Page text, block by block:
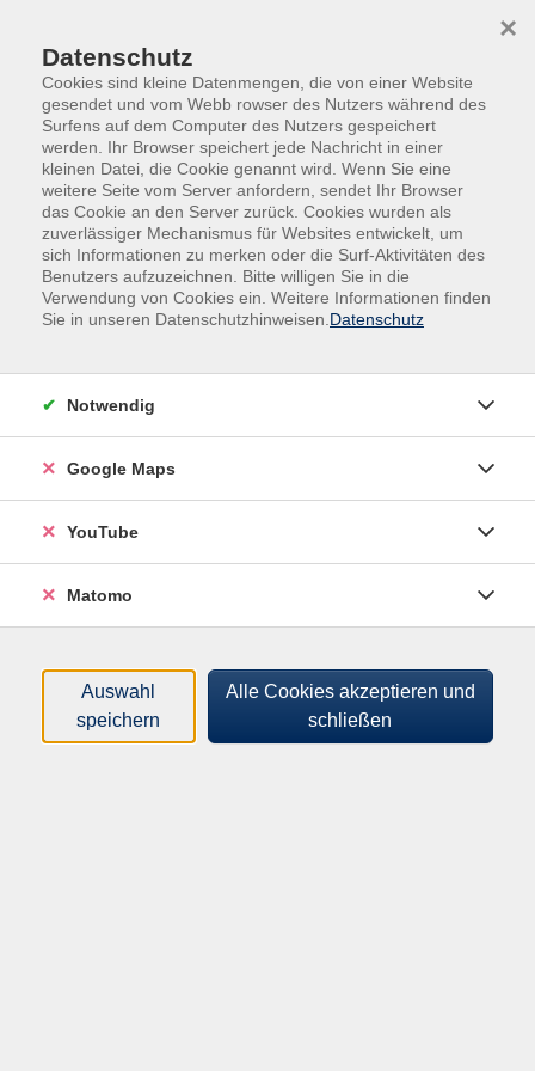
Kurseinladung künftig per E-Mail
Die Einladungen zu unseren Veranstaltungen
erhalten Sie künftig nicht mehr mit der Post,
sondern bequem und schnell per E-Mail. Somit
schonen wir nicht nur wertvolle Ressourcen und
leisten einen Beitrag zum Klimaschutz, sondern
erreichen Sie noch schneller als bisher!
Bitte geben Sie deswegen bei Anmeldungen
zu unseren Veranstaltungen immer eine
wenn Sie sich nicht online über unsere
Homepage anmelden.
Datenschutz
Cookies sind kleine Datenmengen, die von einer Website
gesendet und vom Webb rowser des Nutzers während des
Surfens auf dem Computer des Nutzers gespeichert
werden. Ihr Browser speichert jede Nachricht in einer
kleinen Datei, die Cookie genannt wird. Wenn Sie eine
weitere Seite vom Server anfordern, sendet Ihr Browser
das Cookie an den Server zurück. Cookies wurden als
zuverlässiger Mechanismus für Websites entwickelt, um
sich Informationen zu merken oder die Surf-Aktivitäten des
Benutzers aufzuzeichnen. Bitte willigen Sie in die
Verwendung von Cookies ein. Weitere Informationen finden
Sie in unseren Datenschutzhinweisen. Datenschutz
×
Notwendig
Google Maps
YouTube
Matomo
Auswahl
speichern
Alle Cookies akzeptieren und
schließen